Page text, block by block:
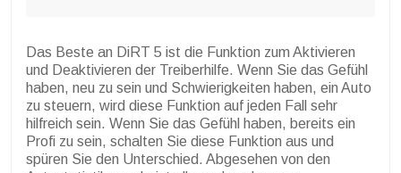
Das Beste an DiRT 5 ist die Funktion zum Aktivieren
und Deaktivieren der Treiberhilfe. Wenn Sie das Gefühl
haben, neu zu sein und Schwierigkeiten haben, ein Auto
zu steuern, wird diese Funktion auf jeden Fall sehr
hilfreich sein. Wenn Sie das Gefühl haben, bereits ein
Profi zu sein, schalten Sie diese Funktion aus und
spüren Sie den Unterschied. Abgesehen von den